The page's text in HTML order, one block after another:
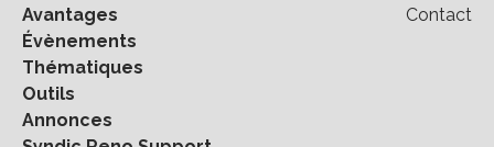
Avantages
Évènements
Thématiques
Outils
Annonces
Contact